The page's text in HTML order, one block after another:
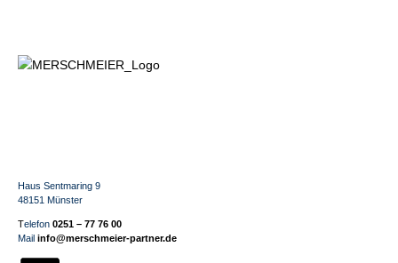
Haus Sentmaring 9
48151 Münster
Telefon 0251 – 77 76 00
Mail info@merschmeier-partner.de